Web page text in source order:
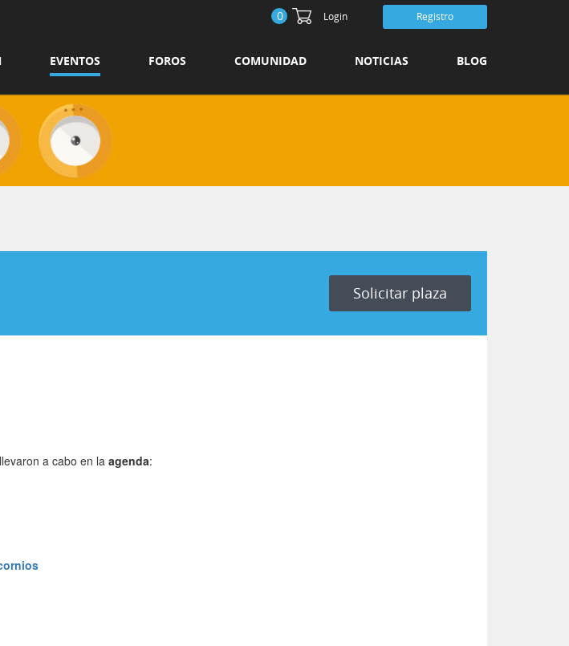
0 Login Registro
EVENTOS FOROS COMUNIDAD NOTICIAS BLOG
Solicitar plaza
a cabo en la agenda: